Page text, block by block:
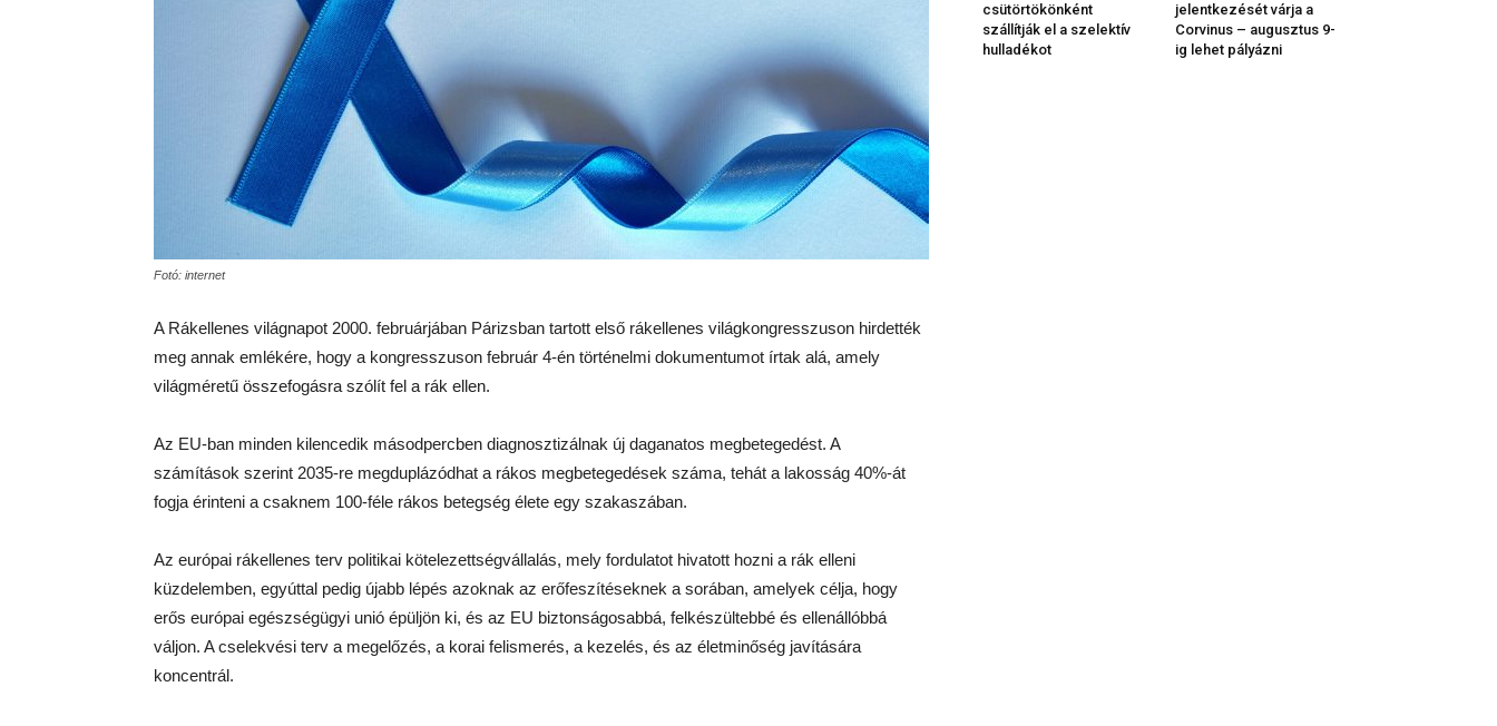
Fotó: internet
A Rákellenes világnapot 2000. februárjában Párizsban tartott első rákellenes világkongresszuson hirdették
meg annak emlékére, hogy a kongresszuson február 4-én történelmi dokumentumot írtak alá, amely
világméretű összefogásra szólít fel a rák ellen.
Az EU-ban minden kilencedik másodpercben diagnosztizálnak új daganatos megbetegedést. A
számítások szerint 2035-re megduplázódhat a rákos megbetegedések száma, tehát a lakosság 40%-át
fogja érinteni a csaknem 100-féle rákos betegség élete egy szakaszában.
Az európai rákellenes terv politikai kötelezettségvállalás, mely fordulatot hivatott hozni a rák elleni
küzdelemben, egyúttal pedig újabb lépés azoknak az erőfeszítéseknek a sorában, amelyek célja, hogy
erős európai egészségügyi unió épüljön ki, és az EU biztonságosabbá, felkészültebbé és ellenállóbbá
váljon. A cselekvési terv a megelőzés, a korai felismerés, a kezelés, és az életminőség javítására
koncentrál.
csütörtökönként
szállítják el a szelektív
hulladékot
jelentkezését várja a
Corvinus – augusztus 9-
ig lehet pályázni